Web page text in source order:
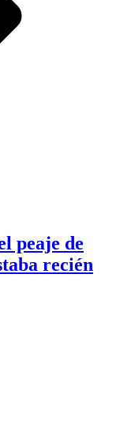
peaje de
recién